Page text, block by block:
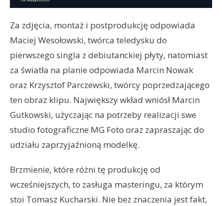
Za zdjęcia, montaż i postprodukcję odpowiada
Maciej Wesołowski, twórca teledysku do
pierwszego singla z debiutanckiej płyty, natomiast
za światła na planie odpowiada Marcin Nowak
oraz Krzysztof Parczewski, twórcy poprzedzającego
ten obraz klipu. Największy wkład wniósł Marcin
Gutkowski, użyczając na potrzeby realizacji swe
studio fotograficzne MG Foto oraz zapraszając do
udziału zaprzyjaźnioną modelkę.
Brzmienie, które różni tę produkcję od
wcześniejszych, to zasługa masteringu, za którym
stoi Tomasz Kucharski. Nie bez znaczenia jest fakt,